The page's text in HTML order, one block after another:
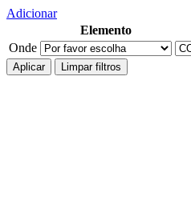
Adicionar
Onde
Elemento